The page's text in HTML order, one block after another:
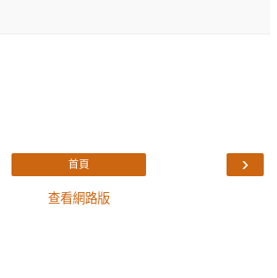
›
首頁
查看網路版